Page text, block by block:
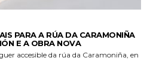
PARA A RÚA DA CARAMONIÑA
E A OBRA NOVA
accesible da rúa da Caramoniña, en